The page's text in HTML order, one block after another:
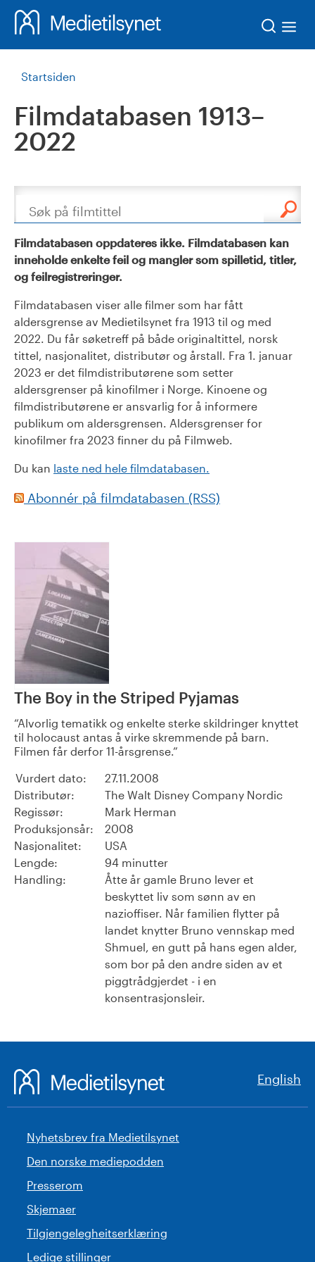
Startsiden
Filmdatabasen 1913–
2022
Søk
Filmdatabasen oppdateres ikke. Filmdatabasen kan
inneholde enkelte feil og mangler som spilletid, titler,
og feilregistreringer.
Filmdatabasen viser alle filmer som har fått
aldersgrense av Medietilsynet fra 1913 til og med
2022. Du får søketreff på både originaltittel, norsk
tittel, nasjonalitet, distributør og årstall. Fra 1. januar
2023 er det filmdistributørene som setter
aldersgrenser på kinofilmer i Norge. Kinoene og
filmdistributørene er ansvarlig for å informere
publikum om aldersgrensen. Aldersgrenser for
kinofilmer fra 2023 finner du på Filmweb.
Du kan laste ned hele filmdatabasen.
Abonnér på filmdatabasen (RSS)
The Boy in the Striped Pyjamas
Alvorlig tematikk og enkelte sterke skildringer knyttet
til holocaust antas å virke skremmende på barn.
Filmen får derfor 11-årsgrense.
Vurdert dato:
27.11.2008
Distributør:
The Walt Disney Company Nordic
Regissør:
Mark Herman
Produksjonsår:
2008
Nasjonalitet:
USA
Lengde:
94 minutter
Handling:
Åtte år gamle Bruno lever et
beskyttet liv som sønn av en
nazioffiser. Når familien flytter på
landet knytter Bruno vennskap med
Shmuel, en gutt på hans egen alder,
som bor på den andre siden av et
piggtrådgjerdet - i en
konsentrasjonsleir.
English
Nyhetsbrev fra Medietilsynet
Den norske mediepodden
Presserom
Skjemaer
Tilgjengelegheitserklæring
Ledige stillinger